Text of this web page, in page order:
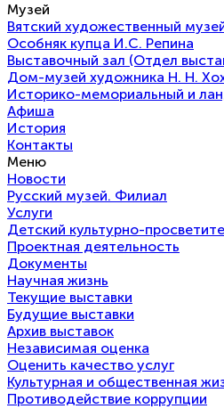
Музей
Вятский художественный
Особняк купца И.С. Репина
Выставочный зал (Отдел
Дом-музей художника Н. Н.
Историко-мемориальный и
Афиша
История
Контакты
Меню
Новости
Русский музей. Филиал
Услуги
Детский культурно-
Проектная деятельность
Документы
Научная жизнь
Текущие выставки
Будущие выставки
Архив выставок
Независимая оценка
Оценить качество услуг
Культурная и общественная
Противодействие коррупции